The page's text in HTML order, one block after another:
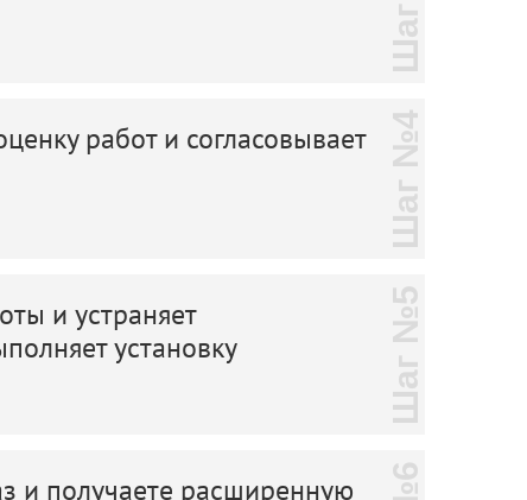
работ и согласовывает
Шаг №4
и устраняет
установку
Шаг №5
и получаете расширенную